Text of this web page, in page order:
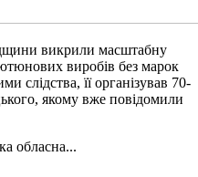
викрили масштабну
виробів без марок
слідства, її організував 70-
якому вже повідомили
обласна...